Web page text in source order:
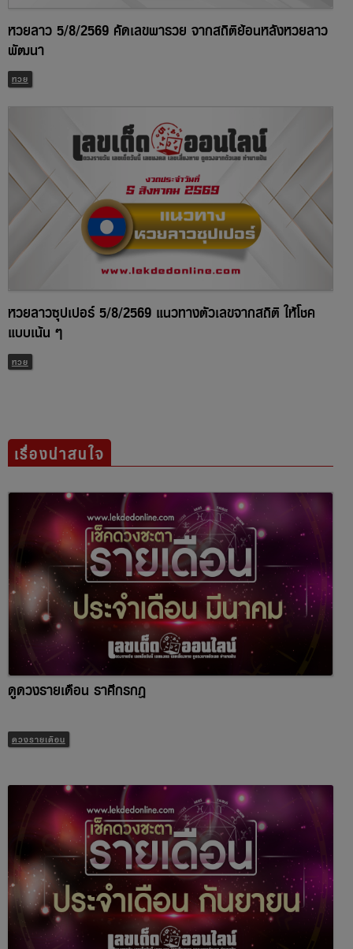
หวยลาว 5/8/2569 คัดเลขพารวย จากสถิติย้อนหลังหวยลาว
พัฒนา
หวย
หวยลาวซุปเปอร์ 5/8/2569 แนวทางตัวเลขจากสถิติ ให้โชค
แบบเน้น ๆ
หวย
เรื่องน่าสนใจ
ดูดวงรายเดือน ราศีกรกฎ
ดวงรายเดือน